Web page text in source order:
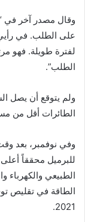
وقال مصدر آخر في
لفترة طويلة. فهو
الطلب”.
الطائرات أقل من
للبرميل محققاً
الطبيعي والكهرباء
الطاقة في تقليص
2021.